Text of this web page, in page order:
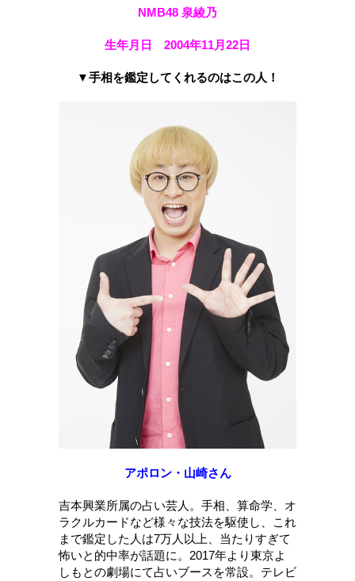
NMB48 泉綾乃
生年月日 2004年11月22日
▼手相を鑑定してくれるのはこの人！
アポロン・山崎さん
吉本興業所属の占い芸人。手相、算命学、オ
ラクルカードなど様々な技法を駆使し、これ
まで鑑定した人は7万人以上、当たりすぎて
怖いと的中率が話題に。2017年より東京よ
しもとの劇場にて占いブースを常設。テレビ